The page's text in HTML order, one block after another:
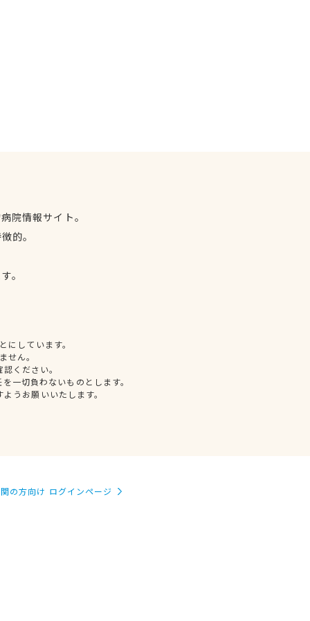
院情報サイト。
的。
。
しています。
せん。
ください。
一切負わないものとします。
うお願いいたします。
の方向け ログインページ